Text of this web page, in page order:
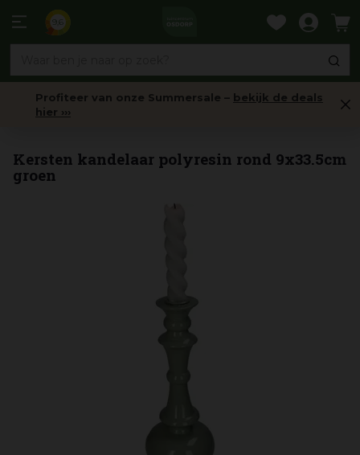
naar
Profiteer van onze Summersale – bekijk de deals
hier ›››
Kersten kandelaar polyresin rond 9x33.5cm
groen